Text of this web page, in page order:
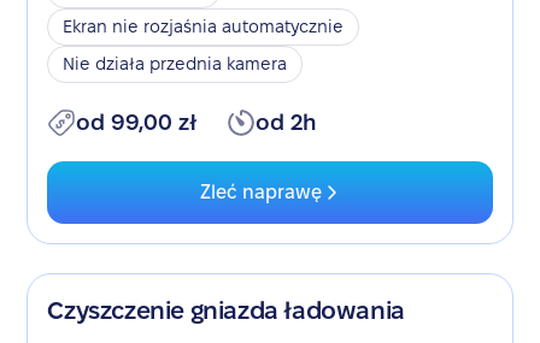
Ekran nie rozjaśnia automatycznie
Nie działa przednia kamera
od 99,00 zł od 2h
Zleć naprawę
Czyszczenie gniazda ładowania